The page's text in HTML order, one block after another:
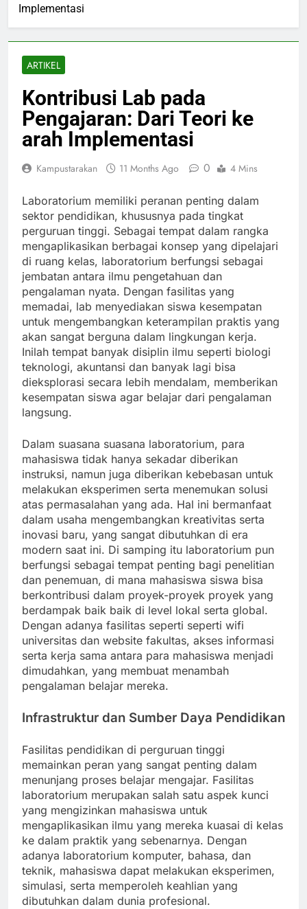
Implementasi
ARTIKEL
Kontribusi Lab pada
Pengajaran: Dari Teori ke
arah Implementasi
Kampustarakan 11 Months Ago 0 4 Mins
Laboratorium memiliki peranan penting dalam
sektor pendidikan, khususnya pada tingkat
perguruan tinggi. Sebagai tempat dalam rangka
mengaplikasikan berbagai konsep yang dipelajari
di ruang kelas, laboratorium berfungsi sebagai
jembatan antara ilmu pengetahuan dan
pengalaman nyata. Dengan fasilitas yang
memadai, lab menyediakan siswa kesempatan
untuk mengembangkan keterampilan praktis yang
akan sangat berguna dalam lingkungan kerja.
Inilah tempat banyak disiplin ilmu seperti biologi
teknologi, akuntansi dan banyak lagi bisa
dieksplorasi secara lebih mendalam, memberikan
kesempatan siswa agar belajar dari pengalaman
langsung.
Dalam suasana suasana laboratorium, para
mahasiswa tidak hanya sekadar diberikan
instruksi, namun juga diberikan kebebasan untuk
melakukan eksperimen serta menemukan solusi
atas permasalahan yang ada. Hal ini bermanfaat
dalam usaha mengembangkan kreativitas serta
inovasi baru, yang sangat dibutuhkan di era
modern saat ini. Di samping itu laboratorium pun
berfungsi sebagai tempat penting bagi penelitian
dan penemuan, di mana mahasiswa siswa bisa
berkontribusi dalam proyek-proyek proyek yang
berdampak baik baik di level lokal serta global.
Dengan adanya fasilitas seperti seperti wifi
universitas dan website fakultas, akses informasi
serta kerja sama antara para mahasiswa menjadi
dimudahkan, yang membuat menambah
pengalaman belajar mereka.
Infrastruktur dan Sumber Daya Pendidikan
Fasilitas pendidikan di perguruan tinggi
memainkan peran yang sangat penting dalam
menunjang proses belajar mengajar. Fasilitas
laboratorium merupakan salah satu aspek kunci
yang mengizinkan mahasiswa untuk
mengaplikasikan ilmu yang mereka kuasai di kelas
ke dalam praktik yang sebenarnya. Dengan
adanya laboratorium komputer, bahasa, dan
teknik, mahasiswa dapat melakukan eksperimen,
simulasi, serta memperoleh keahlian yang
dibutuhkan dalam dunia profesional.